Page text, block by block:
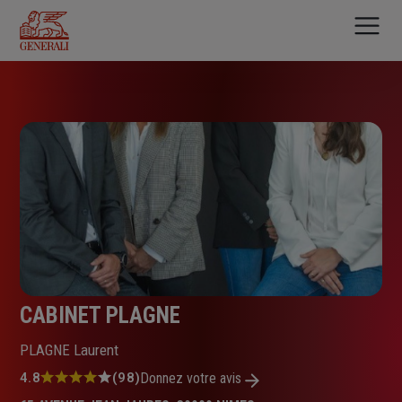
contenu
principal
CABINET PLAGNE
PLAGNE Laurent
Note
4.8 (98)Donnez votre avis